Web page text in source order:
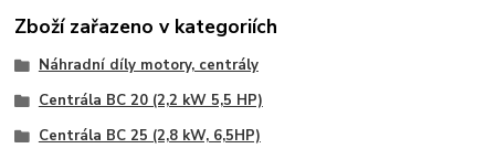
Zboží zařazeno v kategoriích
Náhradní díly motory, centrály
Centrála BC 20 (2,2 kW 5,5 HP)
Centrála BC 25 (2,8 kW, 6,5HP)